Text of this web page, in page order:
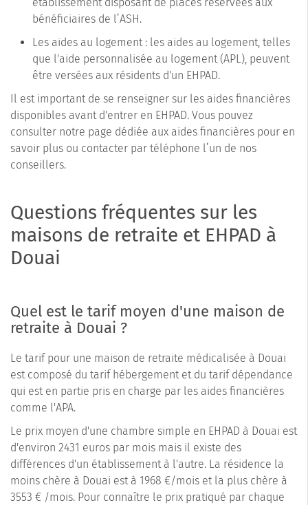
bénéficiaires de l’ASH.
Les aides au logement : les aides au logement, telles
que l'aide personnalisée au logement (APL), peuvent
être versées aux résidents d'un EHPAD.
Il est important de se renseigner sur les aides financières
disponibles avant d'entrer en EHPAD. Vous pouvez
consulter notre page dédiée aux aides financières pour en
savoir plus ou contacter par téléphone l’un de nos
conseillers.
Questions fréquentes sur les
maisons de retraite et EHPAD à
Douai
Quel est le tarif moyen d'une maison de
retraite à Douai ?
Le tarif pour une maison de retraite médicalisée à Douai
est composé du tarif hébergement et du tarif dépendance
qui est en partie pris en charge par les aides financières
comme l'APA.
Le prix moyen d'une chambre simple en EHPAD à Douai est
d'environ 2431 euros par mois mais il existe des
différences d'un établissement à l'autre. La résidence la
moins chère à Douai est à 1968 €/mois et la plus chère à
3553 € /mois. Pour connaître le prix pratiqué par chaque